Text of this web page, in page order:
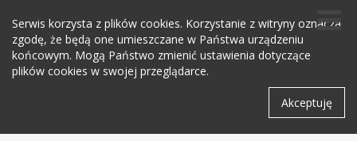
Serwis korzysta z plików cookies. Korzystanie z witryny oznacza
zgodę, że będą one umieszczane w Państwa urządzeniu
końcowym. Mogą Państwo zmienić ustawienia dotyczące
plików cookies w swojej przeglądarce.
Akceptuję